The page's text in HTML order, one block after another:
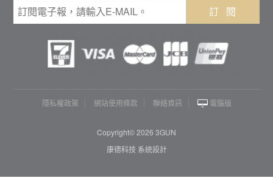
訂 閱
隱私權政策 網站使用條款 聯絡資訊 電腦版
Copyright© 2026 3GUN
康德科技 系統設計